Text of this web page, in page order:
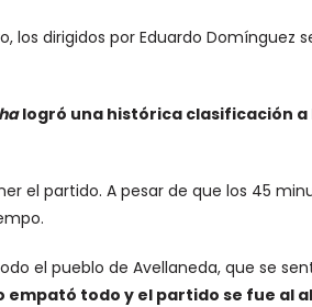
los dirigidos por Eduardo Domínguez
logró una histórica clasificación a
el partido. A pesar de que los 45
el pueblo de Avellaneda, que se
empató todo y el partido se fue al